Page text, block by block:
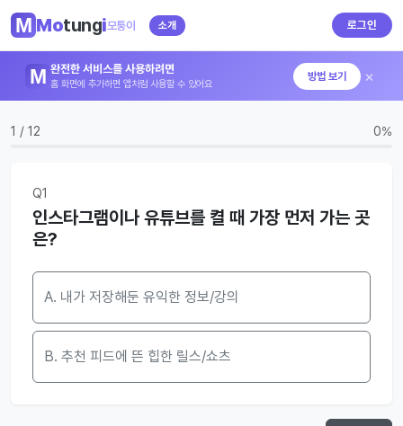
Motungi모퉁이 소개 로그인
완전한 서비스를 사용하려면
홈 화면에 추가하면 앱처럼 사용할 수 있어요
방법 보기 ×
1 / 12 0%
Q1
인스타그램이나 유튜브를 켤 때 가장 먼저 가는 곳
은?
A. 내가 저장해둔 유익한 정보/강의
B. 추천 피드에 뜬 힙한 릴스/쇼츠